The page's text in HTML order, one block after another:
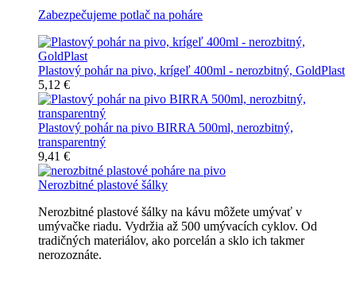
Zabezpečujeme potlač na poháre
Plastový pohár na pivo, krígeľ 400ml - nerozbitný, GoldPlast
5,12 €
Plastový pohár na pivo BIRRA 500ml, nerozbitný,
transparentný
9,41 €
Nerozbitné plastové šálky
Nerozbitné plastové šálky na kávu môžete umývať v
umývačke riadu. Vydržia až 500 umývacích cyklov. Od
tradičných materiálov, ako porcelán a sklo ich takmer
nerozoznáte.